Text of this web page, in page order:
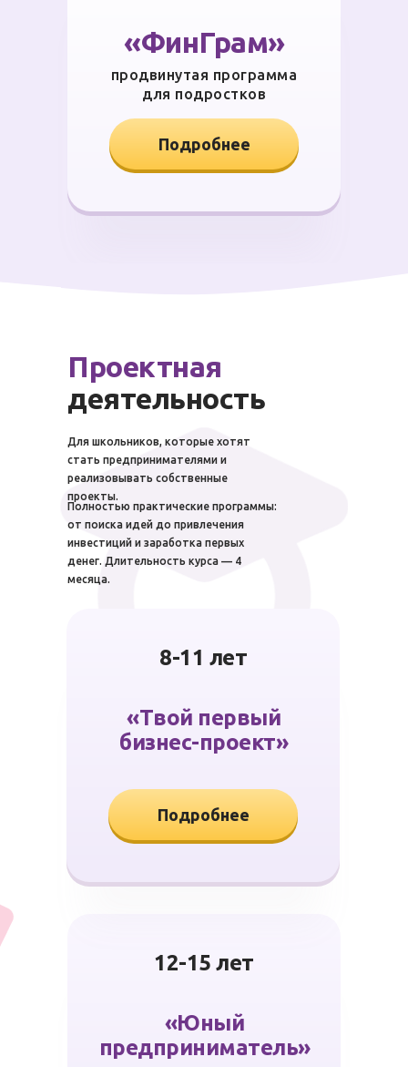
«ФинГрам»
продвинутая программа
для подростков
Подробнее
«Юный
предприниматель»
12-15 лет
«Твой первый
бизнес-проект»
8-11 лет
Подробнее
Проектная
деятельность
Для школьников, которые хотят
стать предпринимателями и
реализовывать собственные
проекты.
Полностью практические программы:
от поиска идей до привлечения
инвестиций и заработка первых
денег. Длительность курса — 4
месяца.